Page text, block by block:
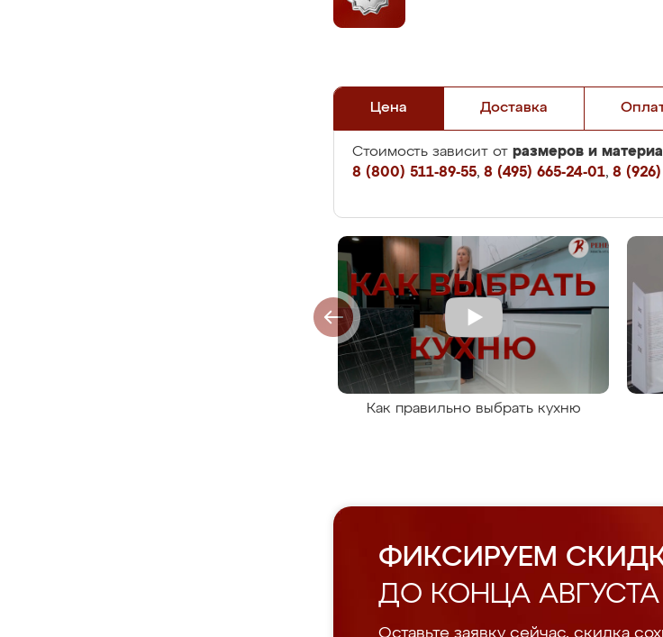
Цена Доставка
Стоимость зависит от размеров и
8 (800) 511-89-55, 8 (495) 665-24-01, 8
Как правильно выбрать кухню
ФИКСИРУЕМ
ДО КОНЦА АВГУСТА
Оставьте заявку сейчас, скидка